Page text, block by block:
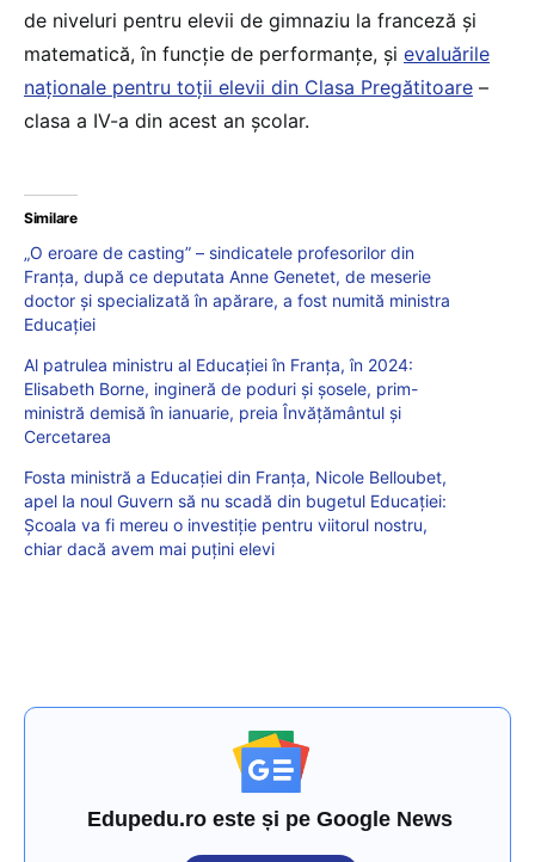
de niveluri pentru elevii de gimnaziu la franceză și
matematică, în funcție de performanțe, și evaluările
naționale pentru toții elevii din Clasa Pregătitoare –
clasa a IV-a din acest an școlar.
Similare
„O eroare de casting” – sindicatele profesorilor din
Franța, după ce deputata Anne Genetet, de meserie
doctor și specializată în apărare, a fost numită ministra
Educației
Al patrulea ministru al Educației în Franța, în 2024:
Elisabeth Borne, ingineră de poduri și șosele, prim-
ministră demisă în ianuarie, preia Învățământul și
Cercetarea
Fosta ministră a Educației din Franța, Nicole Belloubet,
apel la noul Guvern să nu scadă din bugetul Educației:
Școala va fi mereu o investiție pentru viitorul nostru,
chiar dacă avem mai puțini elevi
Edupedu.ro este și pe Google News